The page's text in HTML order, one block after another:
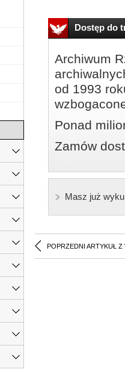
Dostęp do
Archiwum
od 1993
Ponad
Zamów
Masz już
POPRZEDNI ARTYKUŁ Z